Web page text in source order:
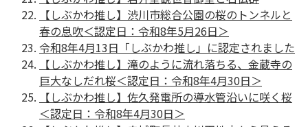
【しぶかわ推し】渋川市総合公園の桜のトンネルと
春の息吹＜認定日：令和8年5月26日＞
令和8年4月13日「しぶかわ推し」に認定されました
【しぶかわ推し】滝のように流れ落ちる、金蔵寺の
巨大なしだれ桜＜認定日：令和8年4月30日＞
【しぶかわ推し】佐久発電所の導水管沿いに咲く桜
＜認定日：令和8年4月30日＞